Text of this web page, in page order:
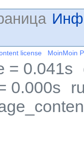
license MoinMoin
= 0.041s
0.000s